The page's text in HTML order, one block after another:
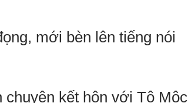
mới bèn lên tiếng nói
chuyện kết hôn với Tô Mộc